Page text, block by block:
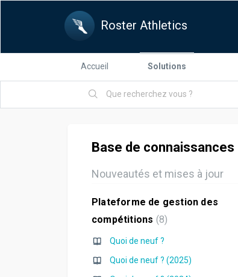
Roster Athletics
Accueil Solutions
Base de connaissances
Nouveautés et mises à jour
Plateforme de gestion des
compétitions 8
Quoi de neuf ?
Quoi de neuf ? (2025)